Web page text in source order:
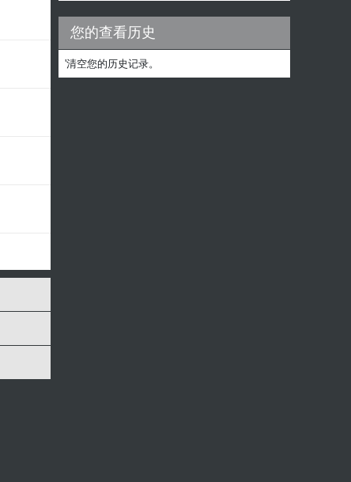
您的查看历史
'清空您的历史记录。